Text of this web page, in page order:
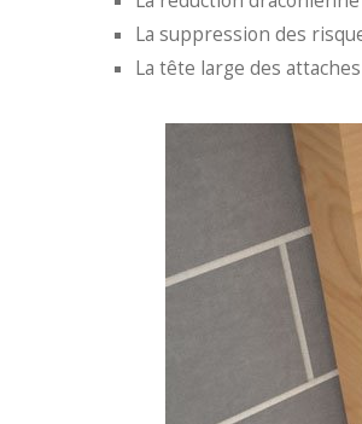
La suppression des
La tête large des